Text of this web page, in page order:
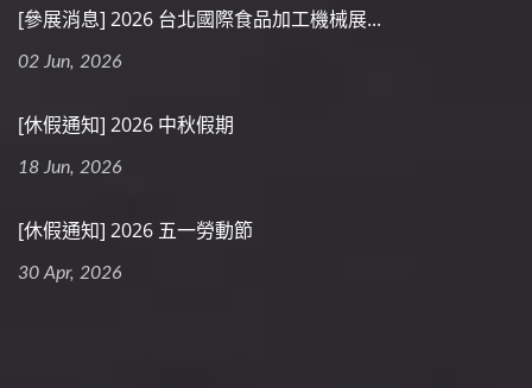
[參展消息] 2026 台北國際食品加工機械展...
02 Jun, 2026
[休假通知] 2026 中秋假期
18 Jun, 2026
[休假通知] 2026 五一勞動節
30 Apr, 2026